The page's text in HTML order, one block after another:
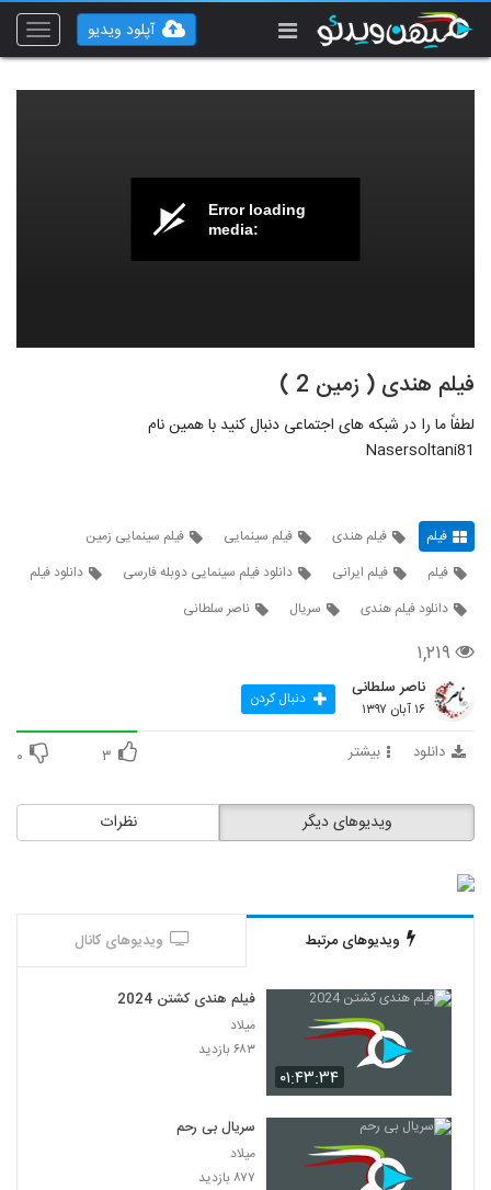
Toggle
آپلود ویدیو
Error loading
media:
فیلم هندی ( زمین 2 )
لطفاً ما را در شبکه های اجتماعی دنبال کنید با همین نام
Nasersoltani81
فیلم فیلم هندی فیلم سینمایی
فیلم سینمایی زمین
فیلم
فیلم ایرانی دانلود فیلم سینمایی دوبله فارسی
دانلود فیلم
دانلود فیلم هندی
سریال ناصر سلطانی
۱,۲۱۹
ناصر سلطانی
۱۶ آبان ۱۳۹۷ دنبال کردن
دانلود بیشتر ۳ ۰
نظرات ویدیوهای دیگر
ویدیوهای مرتبط ویدیوهای کانال
۰۱:۴۳:۳۴
فیلم هندی کشتن 2024
میلاد
۶۸۳ بازدید
سریال بی رحم
میلاد
۸۷۷ بازدید